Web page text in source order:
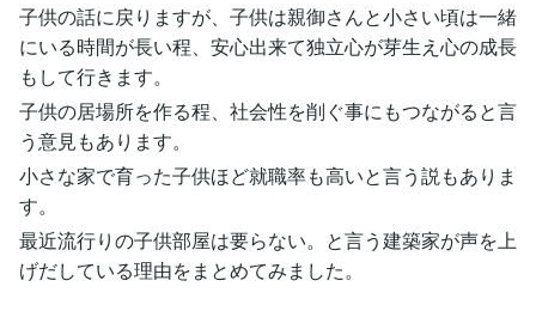
子供の話に戻りますが、子供は親御さんと小さい頃は一緒
にいる時間が長い程、安心出来て独立心が芽生え心の成長
もして行きます。
子供の居場所を作る程、社会性を削ぐ事にもつながると言
う意見もあります。
小さな家で育った子供ほど就職率も高いと言う説もありま
す。
最近流行りの子供部屋は要らない。と言う建築家が声を上
げだしている理由をまとめてみました。